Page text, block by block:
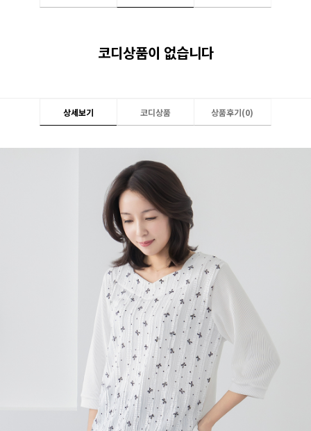
코디상품이 없습니다
상세보기 코디상품 상품후기(0)